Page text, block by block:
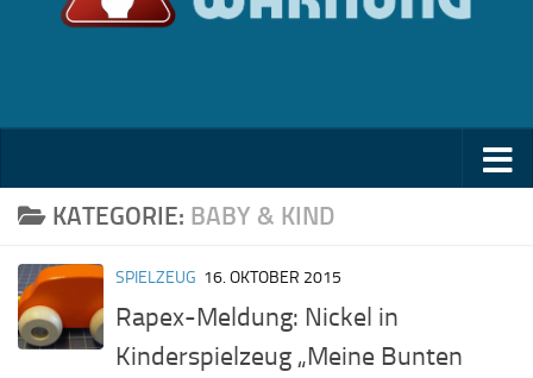
KATEGORIE: BABY & KIND
SPIELZEUG 16. OKTOBER 2015
Rapex-Meldung: Nickel in
Kinderspielzeug „Meine Bunten